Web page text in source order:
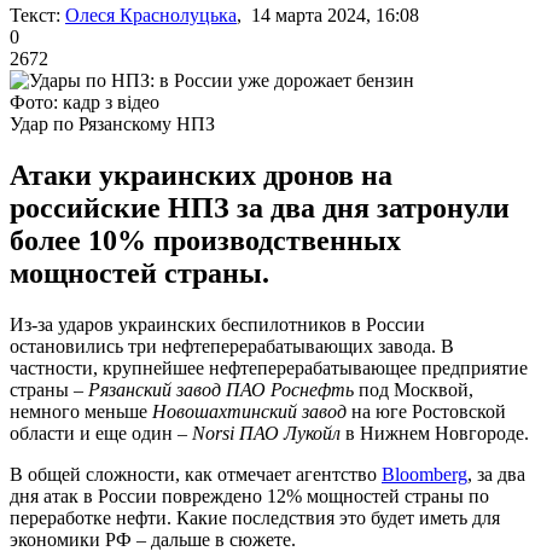
Текст: Олеся Краснолуцька, 14 марта 2024, 16:08
0
2672
Фото: кадр з відео
Удар по Рязанскому НПЗ
Атаки украинских дронов на
российские НПЗ за два дня затронули
более 10% производственных
мощностей страны.
Из-за ударов украинских беспилотников в России
остановились три нефтеперерабатывающих завода. В
частности, крупнейшее нефтеперерабатывающее предприятие
страны – Рязанский завод ПАО Роснефть под Москвой,
немного меньше Новошахтинский завод на юге Ростовской
области и еще один – Norsi ПАО Лукойл в Нижнем Новгороде.
В общей сложности, как отмечает агентство Bloomberg, за два
дня атак в России повреждено 12% мощностей страны по
переработке нефти. Какие последствия это будет иметь для
экономики РФ – дальше в сюжете.